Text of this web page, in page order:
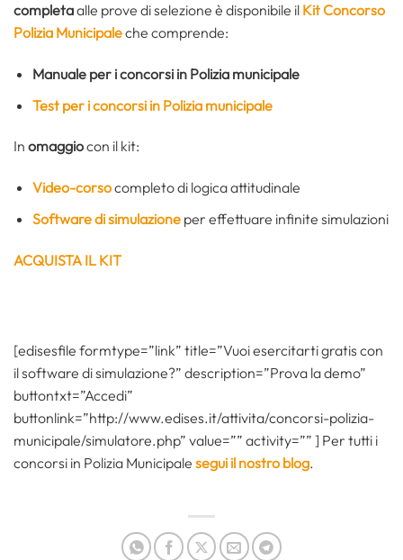
completaalle prove di selezione è disponibile il Kit Concorso
Polizia Municipaleche comprende:
Manuale per i concorsi in Polizia municipale
Test per i concorsi in Polizia municipale
In omaggiocon il kit:
Video-corsocompleto di logica attitudinale
Software di simulazioneper effettuare infinite simulazioni
ACQUISTA IL KIT
[edisesfile formtype=”link” title=”Vuoi esercitarti gratis con
il software di simulazione?” description=”Prova la demo”
buttontxt=”Accedi”
buttonlink=”http://www.edises.it/attivita/concorsi-polizia-
municipale/simulatore.php” value=”” activity=”” ] Per tutti i
concorsi in Polizia Municipale segui il nostro blog.